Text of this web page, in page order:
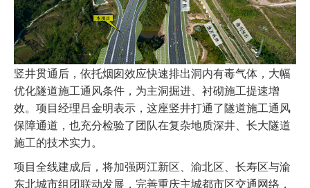
竖井贯通后，依托烟囱效应快速排出洞内有毒气体，大幅
优化隧道施工通风条件，为主洞掘进、衬砌施工提速增
效。项目经理吕金明表示，这座竖井打通了隧道施工通风
保障通道，也充分检验了团队在复杂地质深井、长大隧道
施工的技术实力。
项目全线建成后，将加强两江新区、渝北区、长寿区与渝
东北城市组团联动发展，完善重庆主城都市区交通网络，